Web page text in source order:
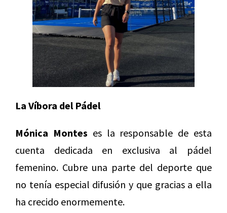
La Víbora del Pádel
Mónica Montes es la responsable de esta
cuenta dedicada en exclusiva al pádel
femenino. Cubre una parte del deporte que
no tenía especial difusión y que gracias a ella
ha crecido enormemente.